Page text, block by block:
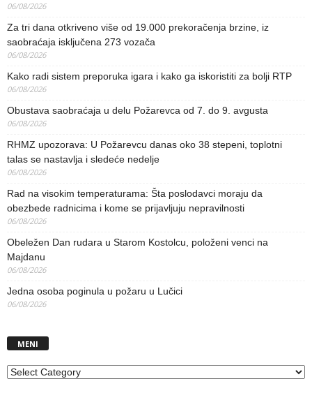
06/08/2026
Za tri dana otkriveno više od 19.000 prekoračenja brzine, iz
saobraćaja isključena 273 vozača
06/08/2026
Kako radi sistem preporuka igara i kako ga iskoristiti za bolji RTP
06/08/2026
Obustava saobraćaja u delu Požarevca od 7. do 9. avgusta
06/08/2026
RHMZ upozorava: U Požarevcu danas oko 38 stepeni, toplotni
talas se nastavlja i sledeće nedelje
06/08/2026
Rad na visokim temperaturama: Šta poslodavci moraju da
obezbede radnicima i kome se prijavljuju nepravilnosti
06/08/2026
Obeležen Dan rudara u Starom Kostolcu, položeni venci na
Majdanu
06/08/2026
Jedna osoba poginula u požaru u Lučici
06/08/2026
MENI
MENI